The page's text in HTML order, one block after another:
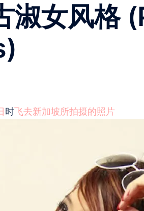
淑女风格
时飞去新加坡所拍摄的照片